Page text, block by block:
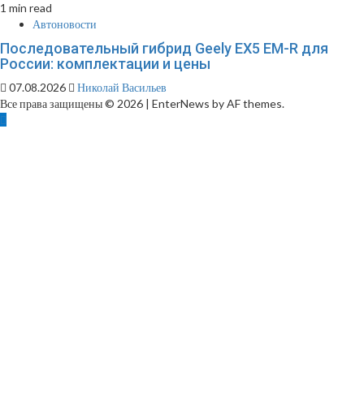
1 min read
Автоновости
Последовательный гибрид Geely EX5 EM-R для
России: комплектации и цены
07.08.2026
Николай Васильев
Все права защищены © 2026 | EnterNews by AF themes.